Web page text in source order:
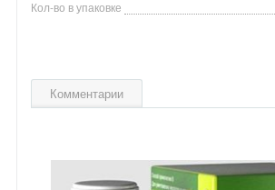
Кол-во в упаковке
Комментарии